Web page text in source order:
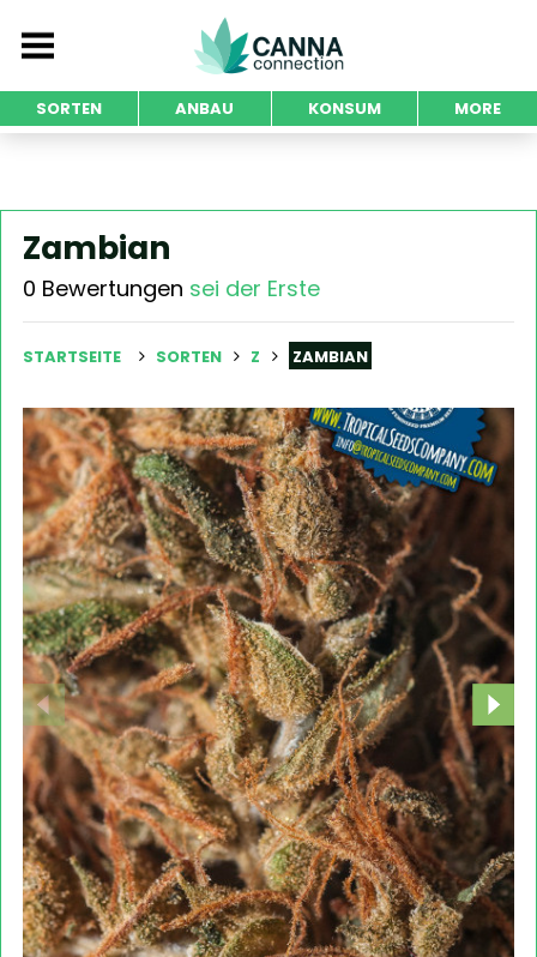
SORTEN ANBAU KONSUM MORE
Zambian
0 Bewertungen sei der Erste
STARTSEITE SORTEN Z ZAMBIAN